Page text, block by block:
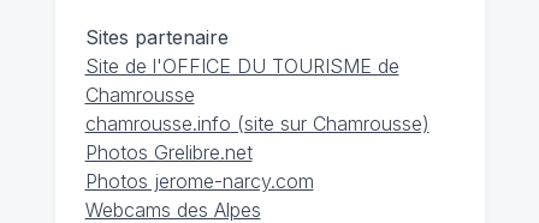
Sites partenaire
Site de l'OFFICE DU TOURISME de
Chamrousse
chamrousse.info (site sur Chamrousse)
Photos Grelibre.net
Photos jerome-narcy.com
Webcams des Alpes